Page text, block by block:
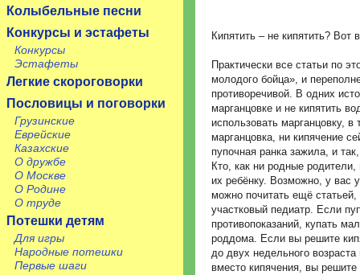
Колыбельные песни
Конкурсы и эстафеты
Конкурсы
Эстафеты
Легкие скороговорки
Пословицы и поговорки
Грузинские
Еврейские
Казахские
О дружбе
О Москве
О Родине
О труде
Потешки детям
Для игры
Народные потешки
Первые шаги
Кипятить – не кипятить? Вот
Практически все статьи по
молодого бойца», и
противоречивой. В одних
марганцовке и не кипятить
использовать марганцовку,
марганцовка, ни кипячение
пупочная ранка зажила, и
Кто, как ни родные
их ребёнку. Возможно, у вас
можно почитать ещё
участковый педиатр. Если
противопоказаний, купать
роддома. Если вы решите
до двух недельного
вместо кипячения, вы